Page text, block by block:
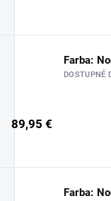
Farba:
DOSTUPNÉ
89,95 €
Farba: